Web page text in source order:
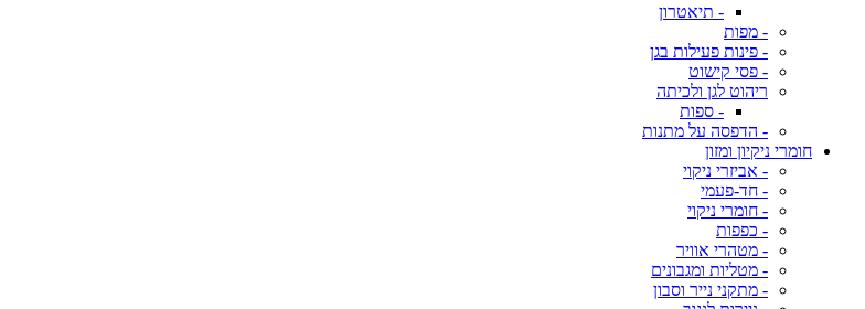
- תיאטרון
- מפות
- פינות פעילות בגן
- פסי קישוט
ריהוט לגן ולכיתה
- ספות
- הדפסה על מתנות
חומרי ניקיון ומזון
- אביזרי ניקוי
- חד-פעמי
- חומרי ניקוי
- כפפות
- מטהרי אוויר
- מטליות ומגבונים
- מתקני נייר וסבון